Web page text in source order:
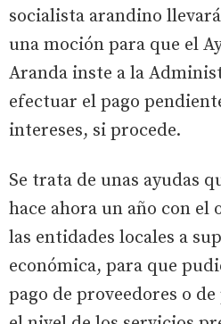
socialista arandino
una moción para que el
Aranda inste a la
efectuar el pago
intereses, si procede.
Se trata de unas ayudas
hace ahora un año con el
las entidades locales a
económica, para que
pago de proveedores o